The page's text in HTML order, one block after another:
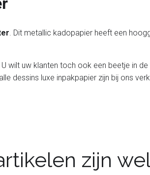
. Dit metallic kadopapier heeft een
wilt uw klanten toch ook een beetje in
dessins luxe inpakpapier zijn bij ons
zijn